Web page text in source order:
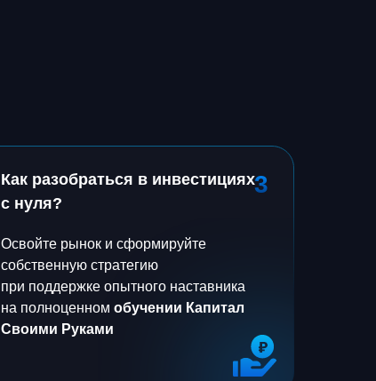
Как разобраться в инвестициях
с нуля?
Освойте рынок и сформируйте
собственную стратегию
при поддержке опытного наставника
на полноценном обучении Капитал
Своими Руками
3